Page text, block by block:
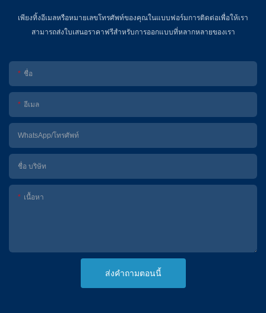
เพียงทิ้งอีเมลหรือหมายเลขโทรศัพท์ของคุณในแบบฟอร์มการติดต่อเพื่อให้เรา
สามารถส่งใบเสนอราคาฟรีสำหรับการออกแบบที่หลากหลายของเรา
ชื่อ
อีเมล
WhatsApp/โทรศัพท์
ชื่อ บริษัท
เนื้อหา
ส่งคำถามตอนนี้